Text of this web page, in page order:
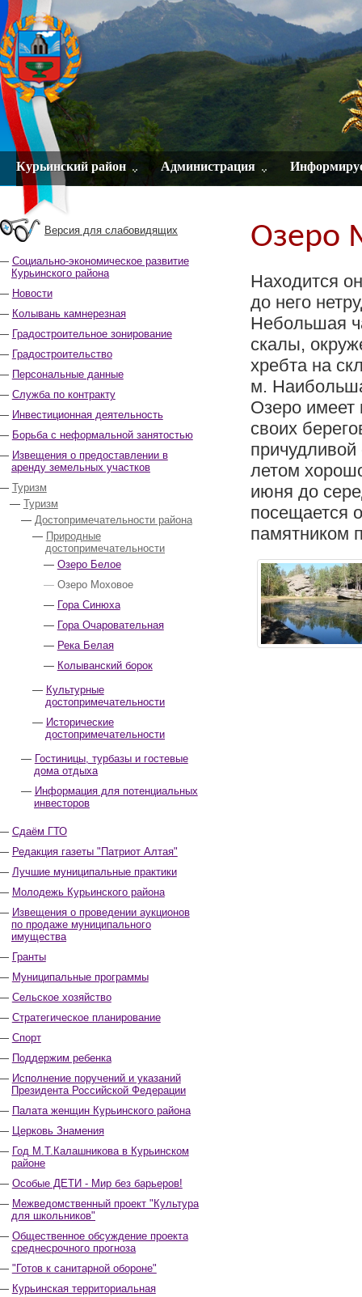
Курьинский район Администрация
Версия для слабовидящих
Социально-экономическое развитие
Курьинского района
Новости
Колывань камнерезная
Градостроительное зонирование
Градостроительство
Персональные данные
Служба по контракту
Инвестиционная деятельность
Борьба с неформальной занятостью
Извещения о предоставлении в
аренду земельных участков
Туризм
Туризм
Достопримечательности района
Природные
достопримечательности
Озеро Белое
Озеро Моховое
Гора Синюха
Гора Очаровательная
Река Белая
Колыванский борок
Культурные
достопримечательности
Исторические
достопримечательности
Гостиницы, турбазы и гостевые
дома отдыха
Информация для потенциальных
инвесторов
Сдаём ГТО
Редакция газеты "Патриот Алтая"
Лучшие муниципальные практики
Молодежь Курьинского района
Извещения о проведении аукционов
по продаже муниципального
имущества
Гранты
Муниципальные программы
Сельское хозяйство
Стратегическое планирование
Спорт
Поддержим ребенка
Исполнение поручений и указаний
Президента Российской Федерации
Палата женщин Курьинского района
Церковь Знамения
Год М.Т.Калашникова в Курьинском
районе
Особые ДЕТИ - Мир без барьеров!
Межведомственный проект "Культура
для школьников"
Общественное обсуждение проекта
среднесрочного прогноза
"Готов к санитарной обороне"
Курьинская территориальная
Озеро
Находится
до него
Небольшая
скалы,
хребта на
м.
Озеро
своих
летом
июня до
посещается
памятником